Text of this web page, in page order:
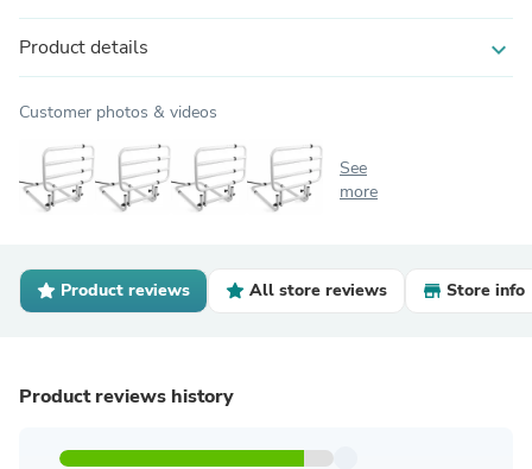
Product details expand_more
Customer photos & videos
See
more
Product reviews All store reviews Store info
Product reviews history